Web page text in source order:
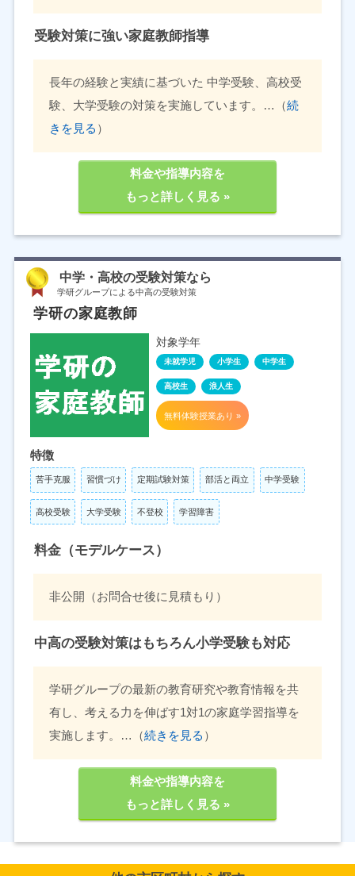
受験対策に強い家庭教師指導
長年の経験と実績に基づいた 中学受験、高校受
験、大学受験の対策を実施しています。…（続
きを見る ）
料金や指導内容を
もっと詳しく見る »
中学・高校の受験対策なら
学研グループによる中高の受験対策
学研の家庭教師
対象学年
未就学児 小学生 中学生
高校生 浪人生
無料体験授業あり »
特徴
苦手克服 習慣づけ 定期試験対策 部活と両立 中学受験
高校受験 大学受験 不登校 学習障害
料金（モデルケース）
非公開（お問合せ後に見積もり）
中高の受験対策はもちろん小学受験も対応
学研グループの最新の教育研究や教育情報を共
有し、考える力を伸ばす1対1の家庭学習指導を
実施します。…（続きを見る ）
料金や指導内容を
もっと詳しく見る »